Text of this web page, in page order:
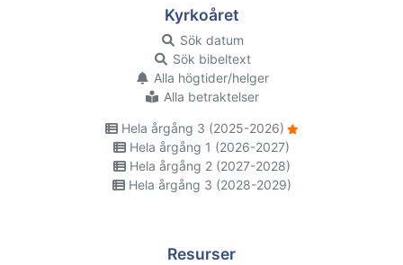
Kyrkoåret
Sök datum
Sök bibeltext
Alla högtider/helger
Alla betraktelser
Hela årgång 3 (2025-2026)
Hela årgång 1 (2026-2027)
Hela årgång 2 (2027-2028)
Hela årgång 3 (2028-2029)
Resurser